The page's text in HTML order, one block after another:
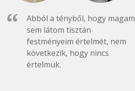
Abból a tényből, hogy magam
sem látom tisztán
festményeim értelmét, nem
következik, hogy nincs
értelmük.